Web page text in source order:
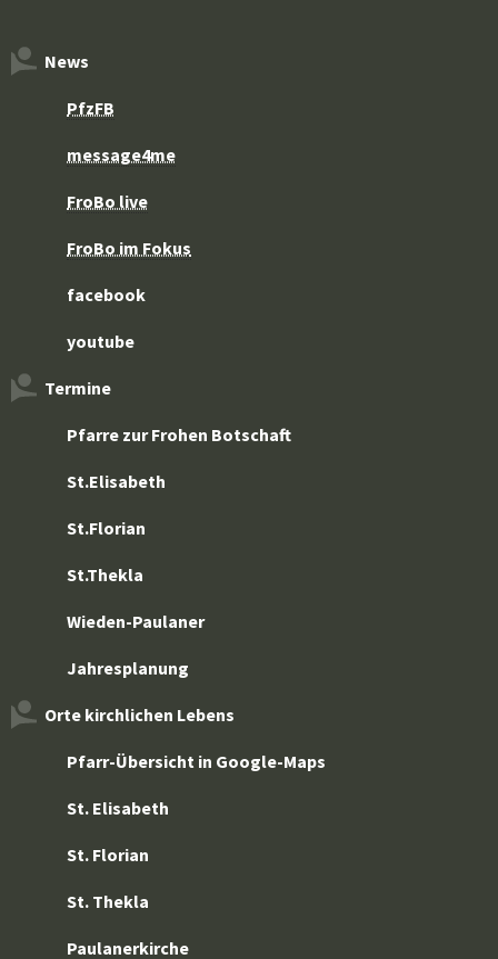
News
PfzFB
message4me
FroBo live
FroBo im Fokus
facebook
youtube
Termine
Pfarre zur Frohen Botschaft
St.Elisabeth
St.Florian
St.Thekla
Wieden-Paulaner
Jahresplanung
Orte kirchlichen Lebens
Pfarr-Übersicht in Google-Maps
St. Elisabeth
St. Florian
St. Thekla
Paulanerkirche